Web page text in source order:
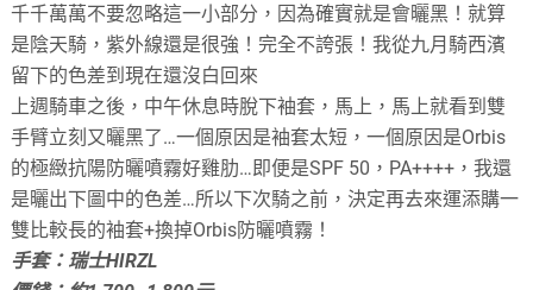
千千萬萬不要忽略這一小部分，因為確實就是會曬黑！就算
是陰天騎，紫外線還是很強！完全不誇張！我從九月騎西濱
留下的色差到現在還沒白回來
上週騎車之後，中午休息時脫下袖套，馬上，馬上就看到雙
手臂立刻又曬黑了…一個原因是袖套太短，一個原因是Orbis
的極緻抗陽防曬噴霧好雞肋…即便是SPF 50，PA++++，我還
是曬出下圖中的色差…所以下次騎之前，決定再去來運添購一
雙比較長的袖套+換掉Orbis防曬噴霧！
手套：瑞士HIRZL